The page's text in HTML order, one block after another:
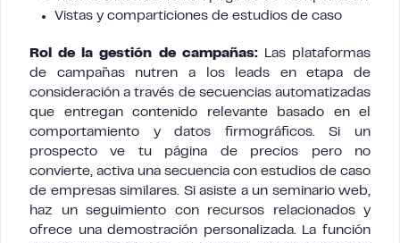
Vistas y comparticiones de estudios de caso
Rol de la gestión de campañas:Las plataformas
de campañas nutren a los leads en etapa de
consideración a través de secuencias automatizadas
que entregan contenido relevante basado en el
comportamiento y datos firmográficos. Si un
prospecto ve tu página de precios pero no
convierte, activa una secuencia con estudios de caso
de empresas similares. Si asiste a un seminario web,
haz un seguimiento con recursos relacionados y
ofrece una demostración personalizada. La función